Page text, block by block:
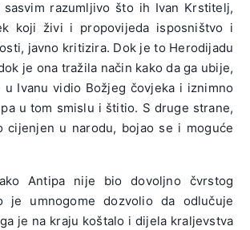
sasvim razumljivo što ih Ivan Krstitelj,
koji živi i propovijeda isposništvo i
javno kritizira. Dok je to Herodijadu
je ona tražila način kako da ga ubije,
u Ivanu vidio Božjeg čovjeka i iznimno
u tom smislu i štitio. S druge strane,
cijenjen u narodu, bojao se i moguće
Antipa nije bio dovoljno čvrstog
je umnogome dozvolio da odlučuje
je na kraju koštalo i dijela kraljevstva